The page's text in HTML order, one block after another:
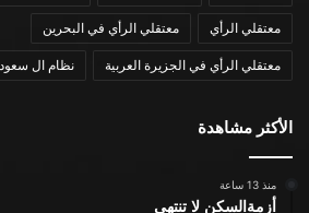
معتقلي الرأي معتقلي الرأي في البحرين
معتقلي الرأي في الجزيرة العربية نظام ال سعود
الأكثر مشاهدة
منذ 13 ساعة
أزمةالسكن لا تنتهي